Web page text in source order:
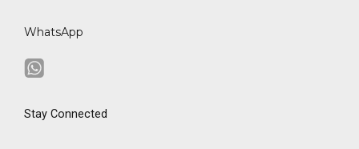
WhatsApp
Stay Connected